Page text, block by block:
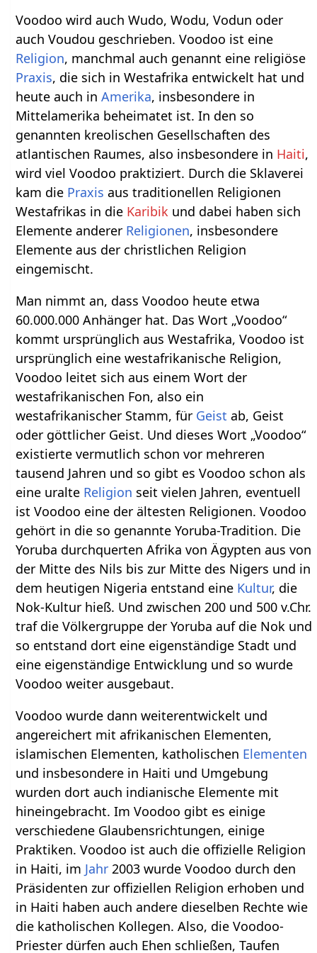
Voodoo wird auch Wudo, Wodu, Vodun oder
auch Voudou geschrieben. Voodoo ist eine
Religion, manchmal auch genannt eine religiöse
Praxis, die sich in Westafrika entwickelt hat und
heute auch inAmerika, insbesondere in
Mittelamerika beheimatet ist. In den so
genannten kreolischen Gesellschaften des
atlantischen Raumes, also insbesondere in Haiti,
wird viel Voodoo praktiziert. Durch die Sklaverei
kam die Praxis aus traditionellen Religionen
Westafrikas in die Karibik und dabei haben sich
Elemente anderer Religionen, insbesondere
Elemente aus der christlichen Religion
eingemischt.
Man nimmt an, dass Voodoo heute etwa
60.000.000 Anhänger hat. Das Wort „Voodoo“
kommt ursprünglich aus Westafrika, Voodoo ist
ursprünglich eine westafrikanische Religion,
Voodoo leitet sich aus einem Wort der
westafrikanischen Fon, also ein
westafrikanischer Stamm, für Geist ab, Geist
oder göttlicher Geist. Und dieses Wort „Voodoo“
existierte vermutlich schon vor mehreren
tausend Jahren und so gibt es Voodoo schon als
eine uralte Religion seit vielen Jahren, eventuell
ist Voodoo eine der ältesten Religionen. Voodoo
gehört in die so genannte Yoruba-Tradition. Die
Yoruba durchquerten Afrika von Ägypten aus von
der Mitte des Nils bis zur Mitte des Nigers und in
dem heutigen Nigeria entstand eine Kultur, die
Nok-Kultur hieß. Und zwischen 200 und 500 v.Chr.
traf die Völkergruppe der Yoruba auf die Nok und
so entstand dort eine eigenständige Stadt und
eine eigenständige Entwicklung und so wurde
Voodoo weiter ausgebaut.
Voodoo wurde dann weiterentwickelt und
angereichert mit afrikanischen Elementen,
islamischen Elementen, katholischen Elementen
und insbesondere in Haiti und Umgebung
wurden dort auch indianische Elemente mit
hineingebracht. Im Voodoo gibt es einige
verschiedene Glaubensrichtungen, einige
Praktiken. Voodoo ist auch die offizielle Religion
in Haiti, im Jahr 2003 wurde Voodoo durch den
Präsidenten zur offiziellen Religion erhoben und
in Haiti haben auch andere dieselben Rechte wie
die katholischen Kollegen. Also, die Voodoo-
Priester dürfen auch Ehen schließen, Taufen